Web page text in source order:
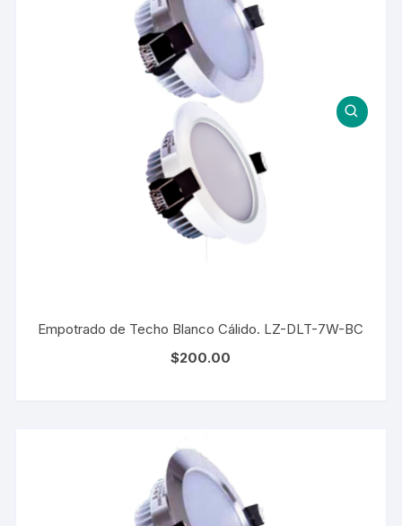
Empotrado de Techo Blanco Cálido. LZ-DLT-7W-BC
$200.00